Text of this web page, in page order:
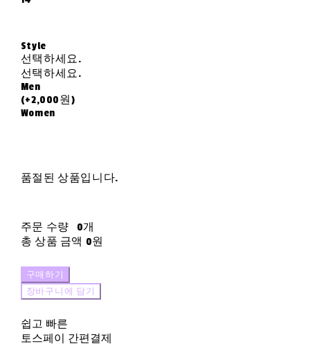
Style
선택하세요.
선택하세요.
Men
(+2,000원)
Women
품절된 상품입니다.
주문 수량
0개
총 상품 금액 0원
구매하기
장바구니에 담기
쉽고 빠른
토스페이 간편결제